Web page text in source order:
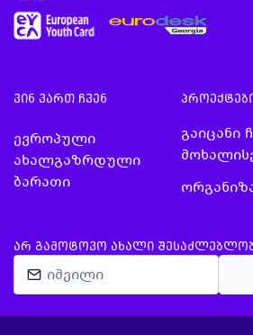
ვინ ვართ ჩვენ
ევროპული
ახალგაზრდული
ბარათი
გაიცანი
ᲐᲠ ᲒᲐᲛᲝᲢᲝᲕᲝ ᲐᲮᲐᲚᲘ